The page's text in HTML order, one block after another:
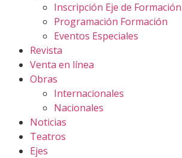
Inscripción Eje de Formación
Programación Formación
Eventos Especiales
Revista
Venta en línea
Obras
Internacionales
Nacionales
Noticias
Teatros
Ejes